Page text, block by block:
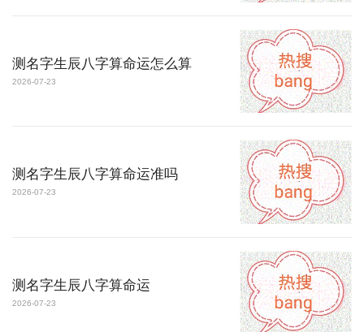
测名字生辰八字算命运怎么算
2026-07-23
测名字生辰八字算命运准吗
2026-07-23
测名字生辰八字算命运
2026-07-23